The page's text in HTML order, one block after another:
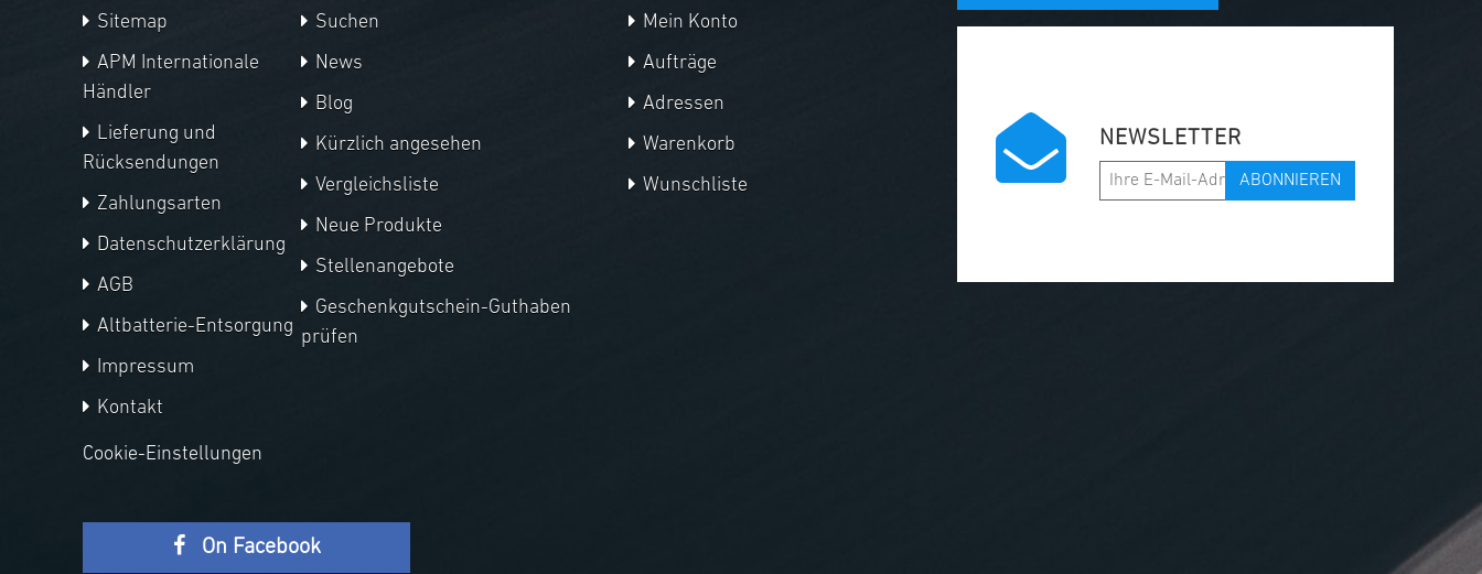
Sitemap
APM Internationale
Händler
Lieferung und
Rücksendungen
Zahlungsarten
Datenschutzerklärung
AGB
Altbatterie-Entsorgung
Impressum
Kontakt
Suchen
News
Blog
Kürzlich angesehen
Vergleichsliste
Neue Produkte
Stellenangebote
Geschenkgutschein-Guthaben
prüfen
Mein Konto
Aufträge
Adressen
Warenkorb
Wunschliste
NEWSLETTER
ABONNIEREN
Cookie-Einstellungen
On Facebook